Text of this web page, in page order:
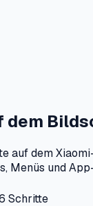
auf dem
Menüs und
Schritte